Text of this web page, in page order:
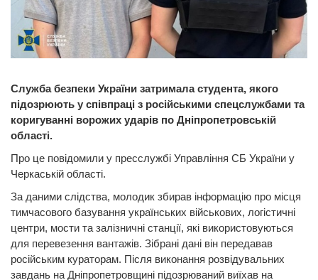
Служба безпеки України затримала студента, якого
підозрюють у співпраці з російськими спецслужбами та
коригуванні ворожих ударів по Дніпропетровській
області.
Про це повідомили у пресслужбі Управління СБ України у
Черкаській області.
За даними слідства, молодик збирав інформацію про місця
тимчасового базування українських військових, логістичні
центри, мости та залізничні станції, які використовуються
для перевезення вантажів. Зібрані дані він передавав
російським кураторам. Після виконання розвідувальних
завдань на Дніпропетровщині підозрюваний виїхав на